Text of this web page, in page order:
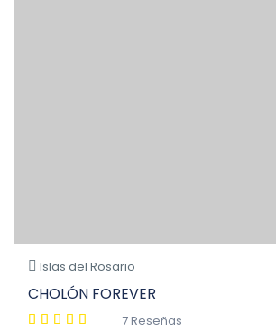
Islas del Rosario
CHOLÓN FOREVER
7 Reseñas